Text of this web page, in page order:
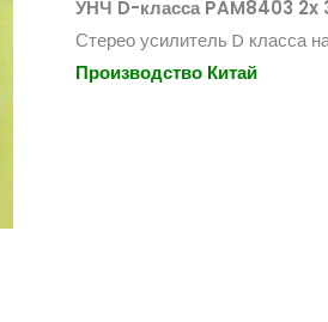
УНЧ D-класса PAM8403 2x
Стерео усилитель D класса
Производство Китай